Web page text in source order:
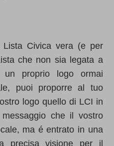
Civica vera (e per
che non sia legata a
un proprio logo ormai
puoi proporre al tuo
logo quello di LCI in
che il vostro
ma é entrato in una
precisa visione per il